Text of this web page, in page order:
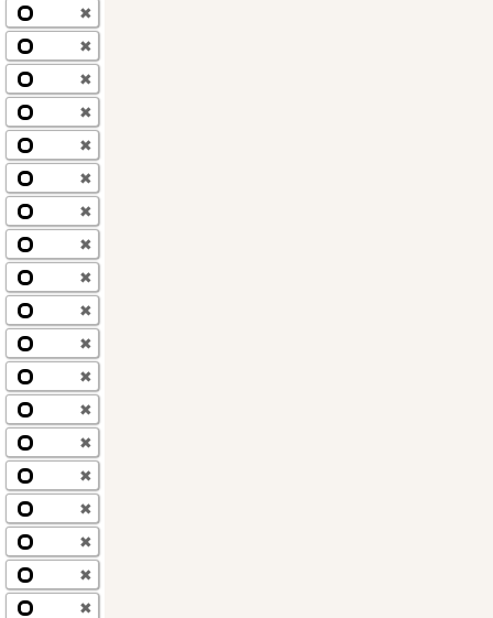
✖
✖
✖
✖
✖
✖
✖
✖
✖
✖
✖
✖
✖
✖
✖
✖
✖
✖
✖